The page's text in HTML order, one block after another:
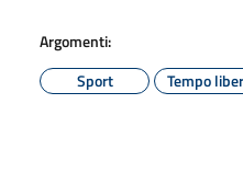
Argomenti:
Sport
Tempo